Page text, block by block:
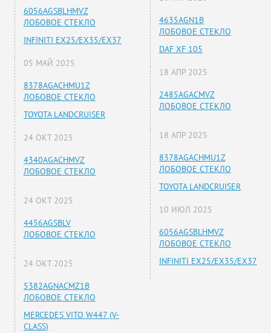
6056AGSBLHMVZ
ЛОБОВОЕ СТЕКЛО
INFINITI EX25/EX35/EX37
05 МАЙ 2025
8378AGACHMU1Z
ЛОБОВОЕ СТЕКЛО
TOYOTA LANDCRUISER
24 ОКТ 2025
4340AGACHMVZ
ЛОБОВОЕ СТЕКЛО
24 ОКТ 2025
4456AGSBLV
ЛОБОВОЕ СТЕКЛО
24 ОКТ 2025
5382AGNACMZ1B
ЛОБОВОЕ СТЕКЛО
MERCEDES VITO W447 (V-
CLASS)
4635AGN1B
ЛОБОВОЕ СТЕКЛО
DAF XF 105
18 АПР 2025
2485AGACMVZ
ЛОБОВОЕ СТЕКЛО
18 АПР 2025
8378AGACHMU1Z
ЛОБОВОЕ СТЕКЛО
TOYOTA LANDCRUISER
10 ИЮЛ 2025
6056AGSBLHMVZ
ЛОБОВОЕ СТЕКЛО
INFINITI EX25/EX35/EX37